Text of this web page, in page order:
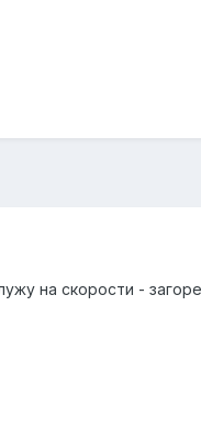
на скорости -